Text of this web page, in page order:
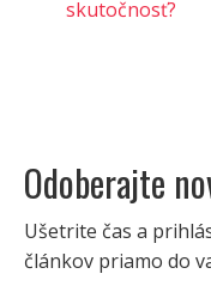
skutočnosť?
Odoberajte
Ušetrite čas a
článkov priamo do